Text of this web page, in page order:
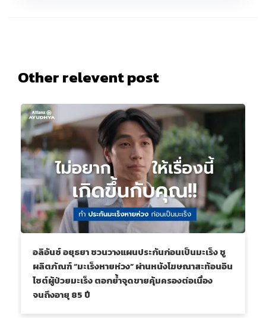
Other relevent post
อลิอันซ์ อยุธยา ชวนวางแผนประกันก่อนเป็นมะเร็ง ชู
ผลิตภัณฑ์ “มะเร็งหายห่วง” ผ่านหนังโฆษณาสะท้อนอิน
ไซต์ผู้ป่วยมะเร็ง ตอกย้ำจุดขายคุ้มครองต่อเนื่อง
จนถึงอายุ 85 ปี